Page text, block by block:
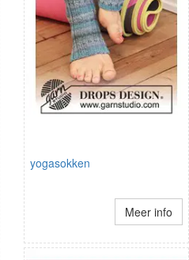
yogasokken
Meer info